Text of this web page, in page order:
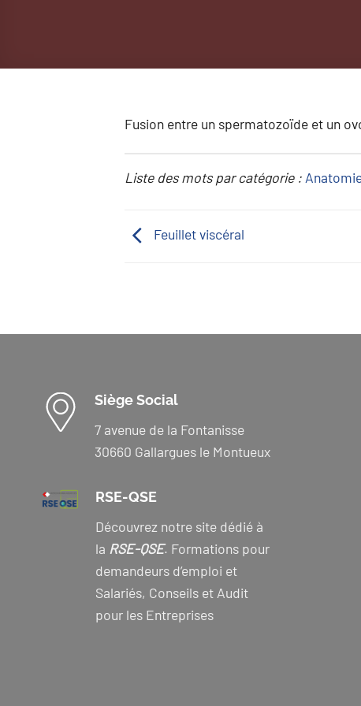
Fusion entre un spermatozoïde et un
Liste des mots par catégorie :
Feuillet viscéral
Siège Social
7 avenue de la Fontanisse
30660 Gallargues le Montueux
RSE-QSE
Découvrez notre site dédié à
la RSE-QSE. Formations pour
demandeurs d’emploi et
Salariés, Conseils et Audit
pour les Entreprises